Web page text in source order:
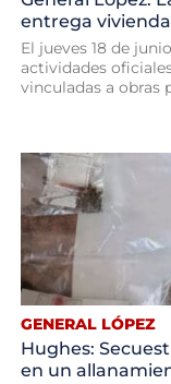
entrega
El jueves 18 de
actividades
vinculadas a obras
GENERAL LÓPEZ
Hughes:
en un